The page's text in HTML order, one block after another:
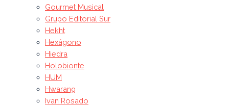
Gourmet Musical
Grupo Editorial Sur
Hekht
Hexágono
Hiedra
Holobionte
HUM
Hwarang
Ivan Rosado